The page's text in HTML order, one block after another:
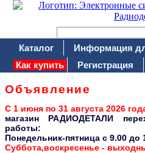
Каталог Информация
Как купить
Регистрация
Объявление
С 1 июня по 31 августа 2026
магазин РАДИОДЕТАЛИ
работы:
Понедельник-пятница c 9.00 до
Суббота,воскресенье -